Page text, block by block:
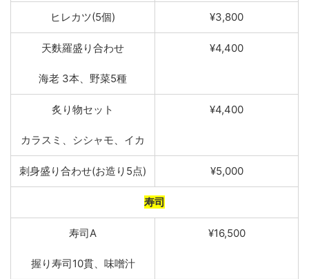
ヒレカツ(5個) ¥3,800
天麩羅盛り合わせ
海老 3本 野菜5種
¥4,400
炙り物セット
カラ スミ、シシャモ イカ
¥4,400
刺身盛 り合わせ(お造 り5点) ¥5,000
寿司
寿司A
握り寿司10貫、 味噌汁
¥16,500